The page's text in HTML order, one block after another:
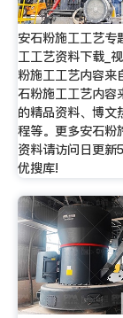
安石粉施工工艺专
工工艺资料下载_
粉施工工艺内容来
石粉施工工艺内容
的精品资料、博文
程等。更多安石粉
资料请访问日更
优搜库!